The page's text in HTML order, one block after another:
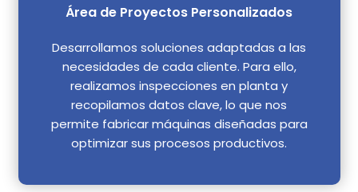
Área de Proyectos Personalizados
Desarrollamos soluciones adaptadas a las
necesidades de cada cliente. Para ello,
realizamos inspecciones en planta y
recopilamos datos clave, lo que nos
permite fabricar máquinas diseñadas para
optimizar sus procesos productivos.